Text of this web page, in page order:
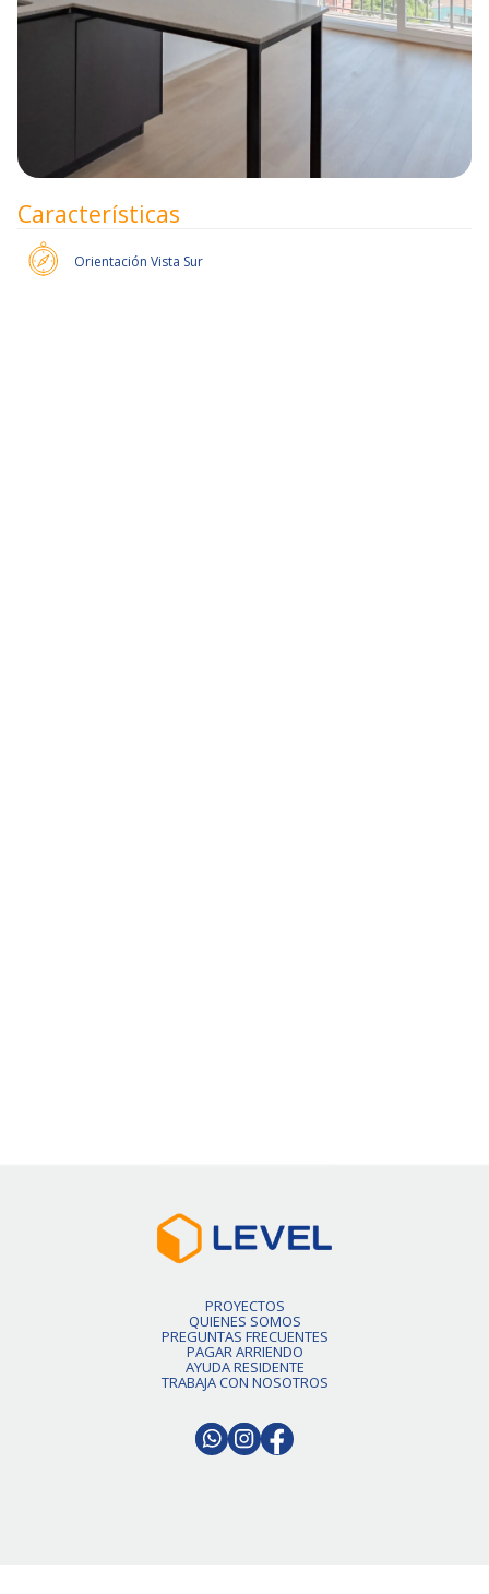
Características
Orientación Vista Sur
PROYECTOS
QUIENES SOMOS
PREGUNTAS FRECUENTES
PAGAR ARRIENDO
AYUDA RESIDENTE
TRABAJA CON NOSOTROS